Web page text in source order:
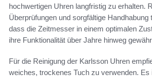
hochwertigen Uhren langfristig zu erhalten.
Überprüfungen und sorgfältige Handhabung
dass die Zeitmesser in einem optimalen
ihre Funktionalität über Jahre hinweg
Für die Reinigung der Karlsson Uhren
weiches, trockenes Tuch zu verwenden.